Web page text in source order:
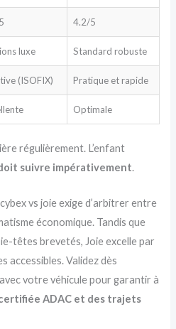
4.2/5
luxe Standard robuste
(ISOFIX) Pratique et rapide
Optimale
régulièrement. L’enfant
suivre impérativement.
vs joie exige d’arbitrer entre
économique. Tandis que
têtes brevetés, Joie excelle par
accessibles. Validez dès
votre véhicule pour garantir à
ADAC et des trajets